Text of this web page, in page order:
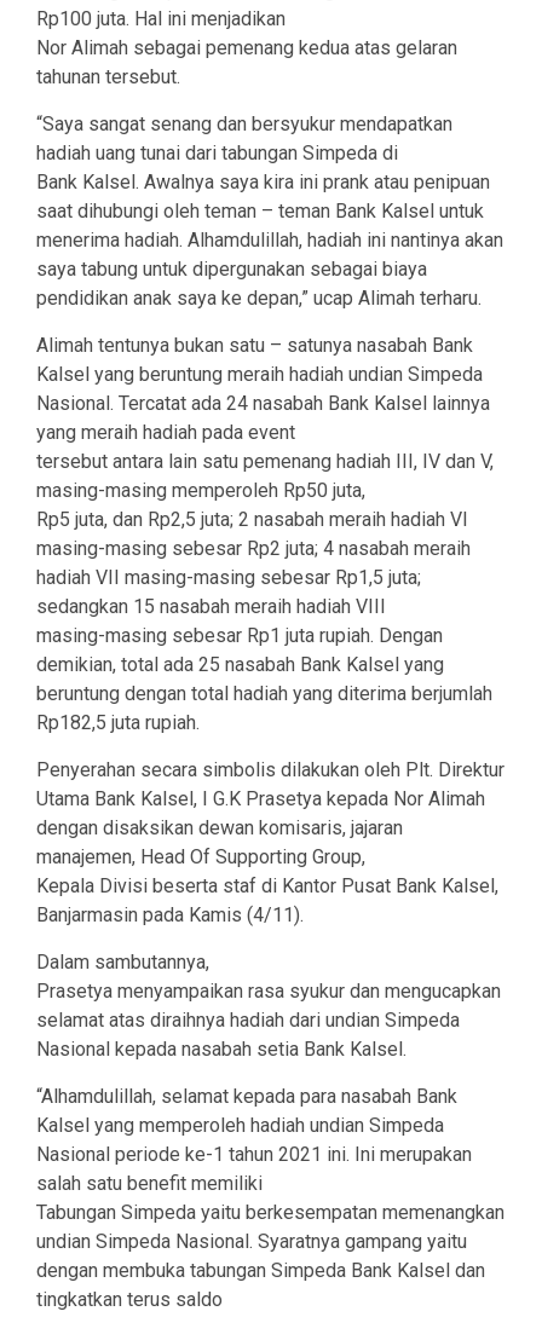
Rp100 juta. Hal ini menjadikan
Nor Alimah sebagai pemenang kedua atas gelaran
tahunan tersebut.
“Saya sangat senang dan bersyukur mendapatkan
hadiah uang tunai dari tabungan Simpeda di
Bank Kalsel. Awalnya saya kira ini prank atau penipuan
saat dihubungi oleh teman – teman Bank Kalsel untuk
menerima hadiah. Alhamdulillah, hadiah ini nantinya akan
saya tabung untuk dipergunakan sebagai biaya
pendidikan anak saya ke depan,” ucap Alimah terharu.
Alimah tentunya bukan satu – satunya nasabah Bank
Kalsel yang beruntung meraih hadiah undian Simpeda
Nasional. Tercatat ada 24 nasabah Bank Kalsel lainnya
yang meraih hadiah pada event
tersebut antara lain satu pemenang hadiah III, IV dan V,
masing-masing memperoleh Rp50 juta,
Rp5 juta, dan Rp2,5 juta; 2 nasabah meraih hadiah VI
masing-masing sebesar Rp2 juta; 4 nasabah meraih
hadiah VII masing-masing sebesar Rp1,5 juta;
sedangkan 15 nasabah meraih hadiah VIII
masing-masing sebesar Rp1 juta rupiah. Dengan
demikian, total ada 25 nasabah Bank Kalsel yang
beruntung dengan total hadiah yang diterima berjumlah
Rp182,5 juta rupiah.
Penyerahan secara simbolis dilakukan oleh Plt. Direktur
Utama Bank Kalsel, I G.K Prasetya kepada Nor Alimah
dengan disaksikan dewan komisaris, jajaran
manajemen, Head Of Supporting Group,
Kepala Divisi beserta staf di Kantor Pusat Bank Kalsel,
Banjarmasin pada Kamis (4/11).
Dalam sambutannya,
Prasetya menyampaikan rasa syukur dan mengucapkan
selamat atas diraihnya hadiah dari undian Simpeda
Nasional kepada nasabah setia Bank Kalsel.
“Alhamdulillah, selamat kepada para nasabah Bank
Kalsel yang memperoleh hadiah undian Simpeda
Nasional periode ke-1 tahun 2021 ini. Ini merupakan
salah satu benefit memiliki
Tabungan Simpeda yaitu berkesempatan memenangkan
undian Simpeda Nasional. Syaratnya gampang yaitu
dengan membuka tabungan Simpeda Bank Kalsel dan
tingkatkan terus saldo